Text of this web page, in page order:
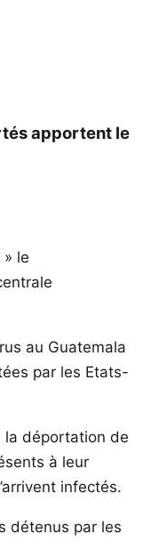
apportent le
le
au Guatemala
par les Etats-
la déportation de
à leur
infectés.
détenus par les